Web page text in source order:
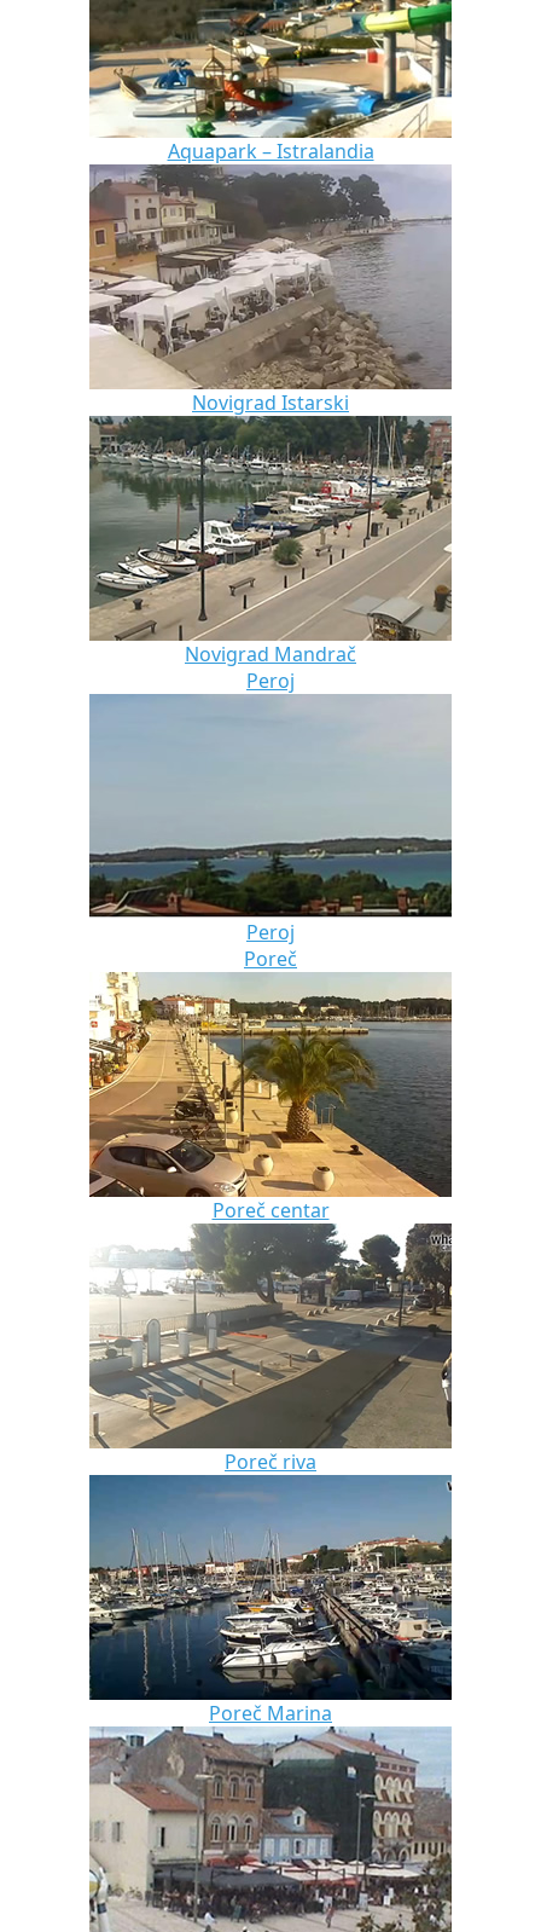
Aquapark – Istralandia
Novigrad Istarski
Novigrad Mandrač
Peroj
Peroj
Poreč
Poreč centar
Poreč riva
Poreč Marina